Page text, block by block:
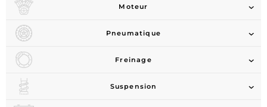
Moteur
Pneumatique
Freinage
Suspension